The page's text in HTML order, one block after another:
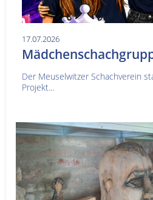
17.07.2026
Der Meuselwitzer Schachverein
Projekt...